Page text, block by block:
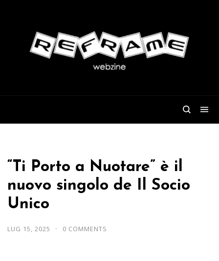
“Ti Porto a Nuotare” è il
nuovo singolo de Il Socio
Unico
LUG 15, 2025 0 COMMENTS